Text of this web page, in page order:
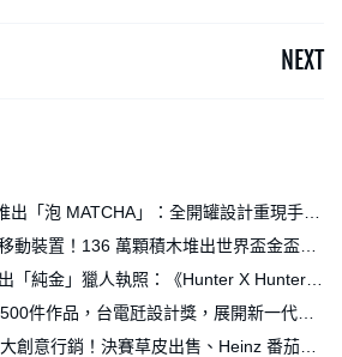
NEXT
出「泡 MATCHA」：全開罐設計重現手打
等新品同步亮相
動裝置！136 萬顆積木堆出世界盃金盃，
身樂高人偶
「純金」獵人執照：《Hunter X Hunter》
獵人專用情報網
件作品，台電瓩設計獎，展開新一代設
創意行銷！決賽草皮出售、Heinz 番茄醬